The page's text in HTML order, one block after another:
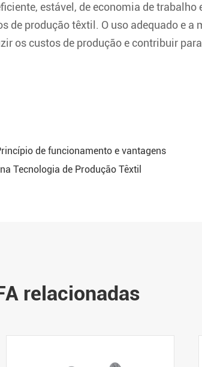
estável, de economia de trabalho
de produção têxtil. O uso adequado e a
os custos de produção e contribuir
de funcionamento e vantagens
Tecnologia de Produção Têxtil
relacionadas